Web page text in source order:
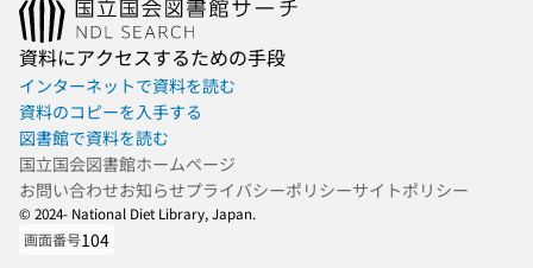
資料にアクセスするための手段
インターネットで資料を読む
資料のコピーを入手する
図書館で資料を読む
国立国会図書館ホームページ
お問い合わせお知らせプライバシーポリシーサイトポリシー
© 2024- National Diet Library, Japan.
画面番号104